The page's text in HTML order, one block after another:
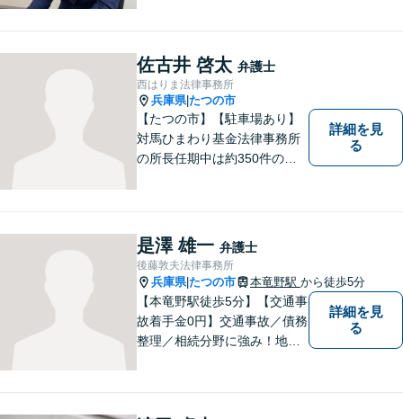
佐古井 啓太 弁護士
西はりま法律事務所
兵庫県|たつの市
【たつの市】【駐車場あり】
対馬ひまわり基金法律事務所
の所長任期中は約350件のご
績があります。 このたび、生
まれ育った西播磨の地で新た
に開業し、皆さまのお力にな
れるよう努めてまいります。
詳細を見
る
是澤 雄一 弁護士
後藤敦夫法律事務所
兵庫県|たつの市 本竜野駅 から徒歩5分
【本竜野駅徒歩5分】【交通事
故着手金0円】交通事故／債務
整理／相続分野に強み！地域
詳細を見
る